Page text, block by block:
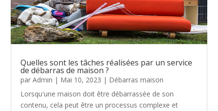
Quelles sont les tâches réalisées par un service
de débarras de maison ?
parAdmin | Mai 10, 2023 | Débarras maison
Lorsqu'une maison doit être débarrassée de son
contenu, cela peut être un processus complexe et